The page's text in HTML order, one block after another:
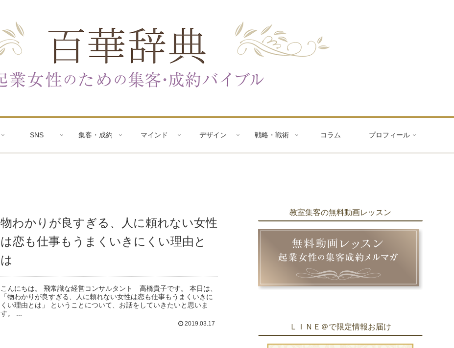
SNS 集客・成約 マインド デザイン 戦略・戦術 コラム プロフィール
物わかりが良すぎる、人に頼れない女性
は恋も仕事もうまくいきにくい理由と
は
こんにちは。 飛常識な経営コンサルタント 高橋貴子です。 本日は、
「物わかりが良すぎる、人に頼れない女性は恋も仕事もうまくいきに
くい理由とは」 ということについて、お話をしていきたいと思いま
す。 ...
2019.03.17
教室集客の無料動画レッスン
ＬＩＮＥ＠で限定情報お届け